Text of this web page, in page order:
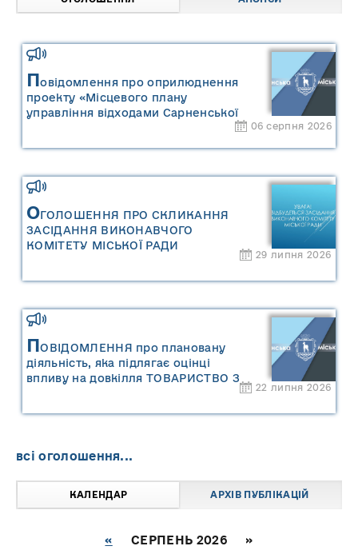
Повідомлення про оприлюднення
проекту «Місцевого плану
управління відходами Сарненської
міської територіальної громади» та
управління відходами Сарненської
міської територіальної громади»
06 серпня 2026
ОГОЛОШЕННЯ ПРО СКЛИКАННЯ
ЗАСІДАННЯ ВИКОНАВЧОГО
КОМІТЕТУ МІСЬКОЇ РАДИ
29 липня 2026
ПОВІДОМЛЕННЯ про плановану
діяльність, яка підлягає оцінці
впливу на довкілля ТОВАРИСТВО З
22 липня 2026
всі оголошення...
КАЛЕНДАР АРХІВ ПУБЛІКАЦІЙ
« СЕРПЕНЬ 2026 »